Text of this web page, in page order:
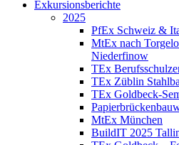
Exkursionsberichte
2025
PfEx Schweiz &
MtEx nach
Niederfinow
TEx
TEx Züblin
TEx Goldbeck-
MtEx München
BuildIT 2025